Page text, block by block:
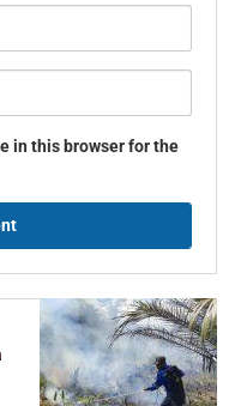
in this browser for the